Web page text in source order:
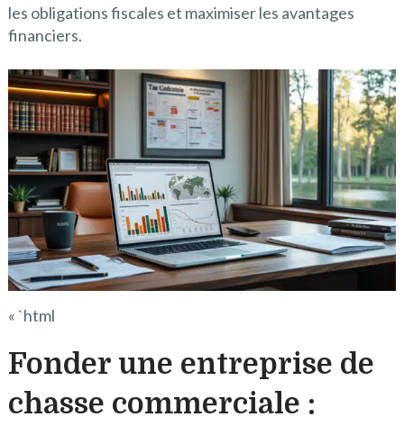
les obligations fiscales et maximiser les avantages
financiers.
« `html
Fonder une entreprise de
chasse commerciale :